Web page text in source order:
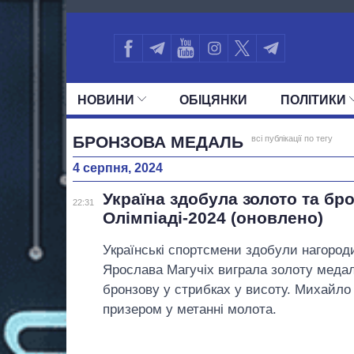
3502
НОВИНИ ОБIЦЯНКИ ПОЛIТИКИ
УСІ ПОЛІТИКИ ПРЕЗИДЕНТ І ОФІС
БРОНЗОВА МЕДАЛЬ всі публікації по тегу
4 серпня, 2024
22:31
Україна здобула золото та
Олімпіаді-2024 (оновлено)
Українські спортсмени здобули
Ярослава Магучіх виграла золоту
бронзову у стрибках у висоту.
призером у метанні молота.